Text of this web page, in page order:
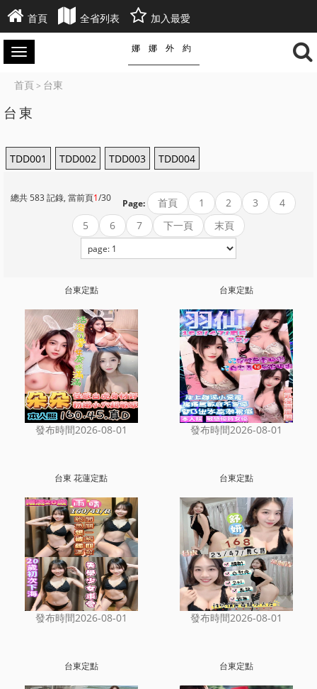
首頁 全省列表 加入最愛
娜娜外約
首頁> 台東
台東
TDD001 TDD002 TDD003 TDD004
Page:
總共 583 記錄, 當前頁1/30 首頁 1 2 3
4
5
6 7 下一頁 末頁
台東定點
發布時間2026-08-01
台東定點
發布時間2026-08-01
台東 花蓮定點
發布時間2026-08-01
台東定點
發布時間2026-08-01
台東定點 台東定點